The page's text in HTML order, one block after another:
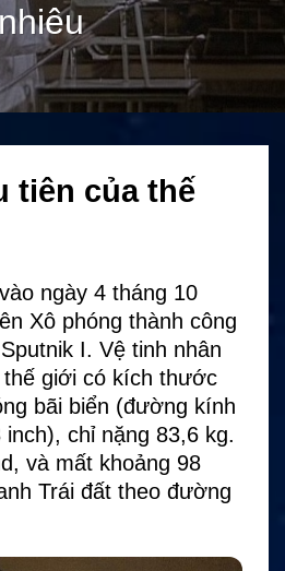
nhiêu
tiên của thế
ngày 4 tháng 10
Xô phóng thành công
I. Vệ tinh nhân
giới có kích thước
bãi biển (đường kính
chỉ nặng 83,6 kg.
và mất khoảng 98
Trái đất theo đường